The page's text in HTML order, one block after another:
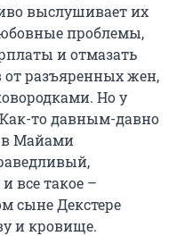
выслушивает их
проблемы,
и отмазать
разъяренных жен,
Но у
то давным-давно
в Майами
все такое –
сыне Декстере
и кровище.